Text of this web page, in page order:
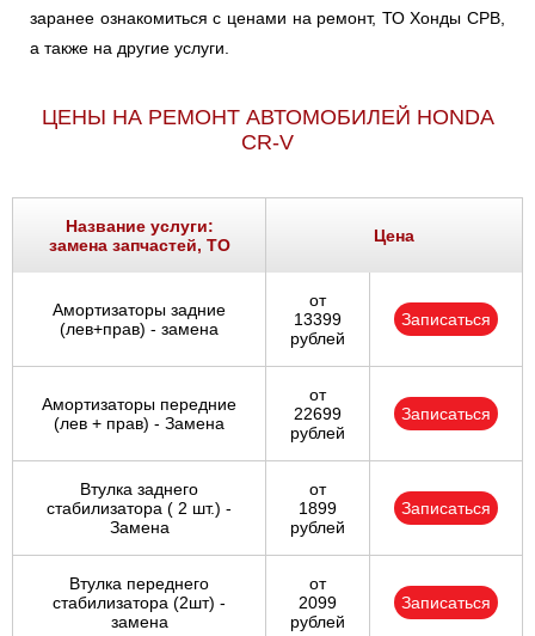
заранее ознакомиться с ценами на ремонт, ТО Хонды СРВ,
а также на другие услуги.
ЦЕНЫ НА РЕМОНТ АВТОМОБИЛЕЙ HONDA
CR-V
Название услуги:
замена запчастей, ТО
Цена
Амортизаторы задние
(лев+прав) - замена
от
13399
рублей
Записаться
Амортизаторы передние
(лев + прав) - Замена
от
22699
рублей
Записаться
Втулка заднего
стабилизатора ( 2 шт.) -
Замена
от
1899
рублей
Записаться
Втулка переднего
стабилизатора (2шт) -
замена
от
2099
рублей
Записаться